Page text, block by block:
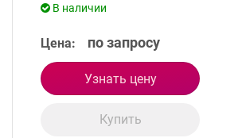
В наличии
Цена: по запросу
Узнать цену
Купить